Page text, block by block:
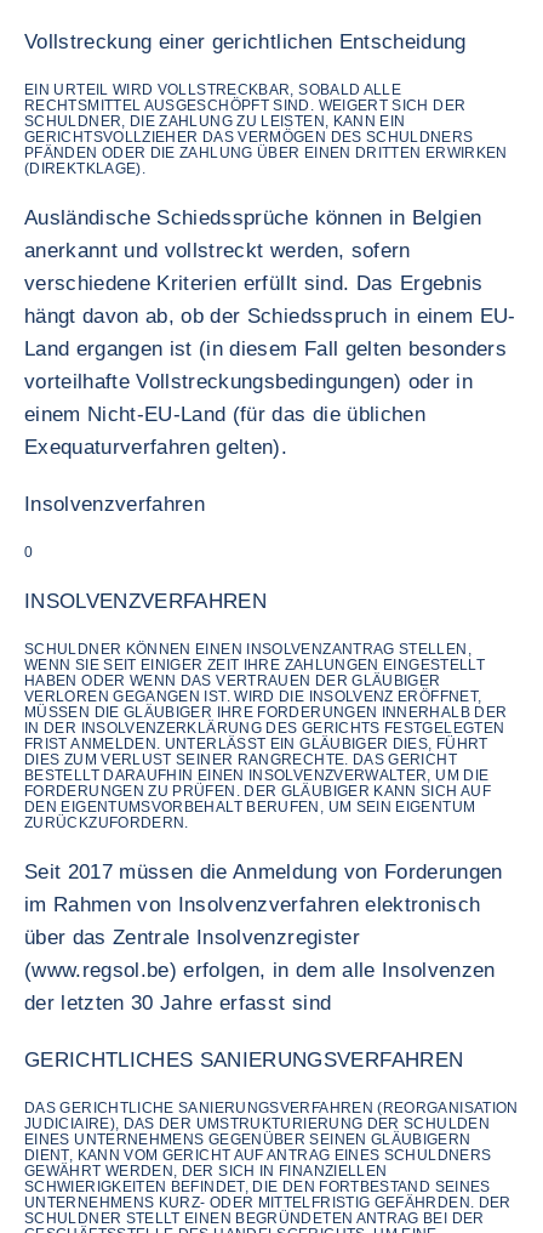
Vollstreckung einer gerichtlichen Entscheidung
EIN URTEIL WIRD VOLLSTRECKBAR, SOBALD ALLE
RECHTSMITTEL AUSGESCHÖPFT SIND. WEIGERT SICH DER
SCHULDNER, DIE ZAHLUNG ZU LEISTEN, KANN EIN
GERICHTSVOLLZIEHER DAS VERMÖGEN DES SCHULDNERS
PFÄNDEN ODER DIE ZAHLUNG ÜBER EINEN DRITTEN ERWIRKEN
(DIREKTKLAGE).
Ausländische Schiedssprüche können in Belgien
anerkannt und vollstreckt werden, sofern
verschiedene Kriterien erfüllt sind. Das Ergebnis
hängt davon ab, ob der Schiedsspruch in einem EU-
Land ergangen ist (in diesem Fall gelten besonders
vorteilhafte Vollstreckungsbedingungen) oder in
einem Nicht-EU-Land (für das die üblichen
Exequaturverfahren gelten).
Insolvenzverfahren
0
INSOLVENZVERFAHREN
SCHULDNER KÖNNEN EINEN INSOLVENZANTRAG STELLEN,
WENN SIE SEIT EINIGER ZEIT IHRE ZAHLUNGEN EINGESTELLT
HABEN ODER WENN DAS VERTRAUEN DER GLÄUBIGER
VERLOREN GEGANGEN IST. WIRD DIE INSOLVENZ ERÖFFNET,
MÜSSEN DIE GLÄUBIGER IHRE FORDERUNGEN INNERHALB DER
IN DER INSOLVENZERKLÄRUNG DES GERICHTS FESTGELEGTEN
FRIST ANMELDEN. UNTERLÄSST EIN GLÄUBIGER DIES, FÜHRT
DIES ZUM VERLUST SEINER RANGRECHTE. DAS GERICHT
BESTELLT DARAUFHIN EINEN INSOLVENZVERWALTER, UM DIE
FORDERUNGEN ZU PRÜFEN. DER GLÄUBIGER KANN SICH AUF
DEN EIGENTUMSVORBEHALT BERUFEN, UM SEIN EIGENTUM
ZURÜCKZUFORDERN.
Seit 2017 müssen die Anmeldung von Forderungen
im Rahmen von Insolvenzverfahren elektronisch
über das Zentrale Insolvenzregister
(www.regsol.be) erfolgen, in dem alle Insolvenzen
der letzten 30 Jahre erfasst sind
GERICHTLICHES SANIERUNGSVERFAHREN
DAS GERICHTLICHE SANIERUNGSVERFAHREN (REORGANISATION
JUDICIAIRE), DAS DER UMSTRUKTURIERUNG DER SCHULDEN
EINES UNTERNEHMENS GEGENÜBER SEINEN GLÄUBIGERN
DIENT, KANN VOM GERICHT AUF ANTRAG EINES SCHULDNERS
GEWÄHRT WERDEN, DER SICH IN FINANZIELLEN
SCHWIERIGKEITEN BEFINDET, DIE DEN FORTBESTAND SEINES
UNTERNEHMENS KURZ- ODER MITTELFRISTIG GEFÄHRDEN. DER
SCHULDNER STELLT EINEN BEGRÜNDETEN ANTRAG BEI DER